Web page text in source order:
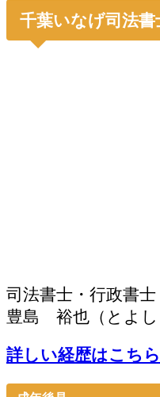
千葉いなげ司法書
司法書士・行政書士
豊島 裕也（とよ
詳しい経歴はこちら